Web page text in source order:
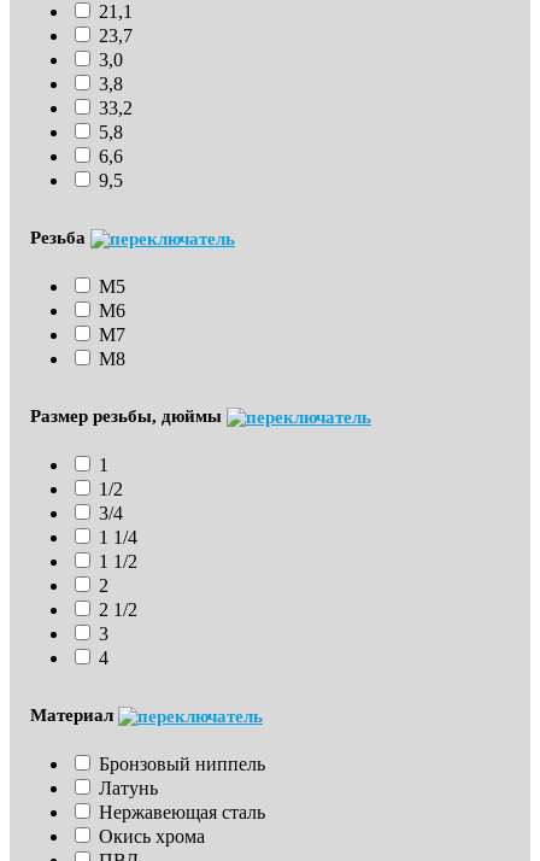
21,1
23,7
3,0
3,8
33,2
5,8
6,6
9,5
Резьба
М5
М6
М7
М8
Размер резьбы, дюймы
1
1/2
3/4
1 1/4
1 1/2
2
2 1/2
3
4
Материал
Бронзовый ниппель
Латунь
Нержавеющая сталь
Окись хрома